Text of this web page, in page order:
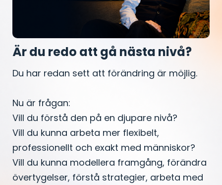
Är du redo att gå nästa nivå?
Du har redan sett att förändring är möjlig.
Nu är frågan:
Vill du förstå den på en djupare nivå?
Vill du kunna arbeta mer flexibelt,
professionellt och exakt med människor?
Vill du kunna modellera framgång, förändra
övertygelser, förstå strategier, arbeta med